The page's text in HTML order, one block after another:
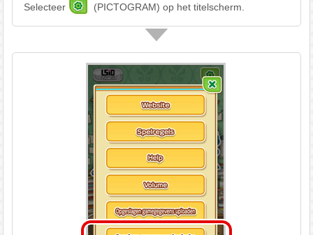
Selecteer
(PICTOGRAM) op het titelscherm.